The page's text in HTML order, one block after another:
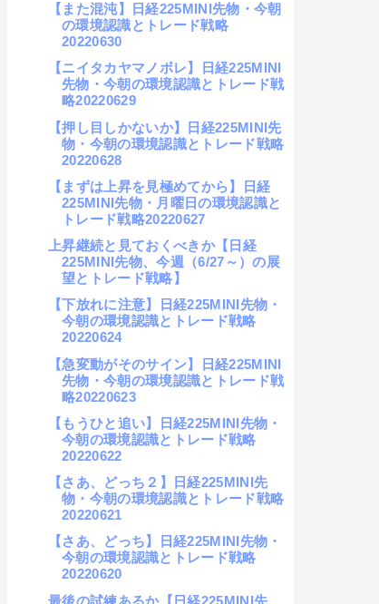
【また混沌】日経225MINI先物・今朝
の環境認識とトレード戦略
20220630
【ニイタカヤマノボレ】日経225MINI
先物・今朝の環境認識とトレード戦
略20220629
【押し目しかないか】日経225MINI先
物・今朝の環境認識とトレード戦略
20220628
【まずは上昇を見極めてから】日経
225MINI先物・月曜日の環境認識と
トレード戦略20220627
上昇継続と見ておくべきか【日経
225MINI先物、今週（6/27～）の展
望とトレード戦略】
【下放れに注意】日経225MINI先物・
今朝の環境認識とトレード戦略
20220624
【急変動がそのサイン】日経225MINI
先物・今朝の環境認識とトレード戦
略20220623
【もうひと追い】日経225MINI先物・
今朝の環境認識とトレード戦略
20220622
【さあ、どっち２】日経225MINI先
物・今朝の環境認識とトレード戦略
20220621
【さあ、どっち】日経225MINI先物・
今朝の環境認識とトレード戦略
20220620
最後の試練あるか【日経225MINI先